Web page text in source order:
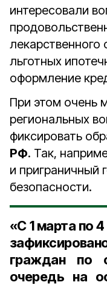
интересовали
льготных
оформление
При этом очень
региональных
фиксировать
РФ. Так,
и приграничный
безопасности.
«С 1 марта по
граждан по
очередь на